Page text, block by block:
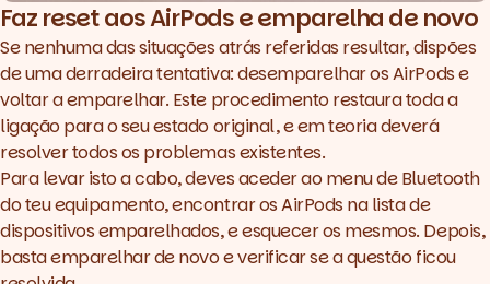
Faz reset aos AirPods e emparelha de novo
Se nenhuma das situações atrás referidas resultar, dispões
de uma derradeira tentativa: desemparelhar os AirPods e
voltar a emparelhar. Este procedimento restaura toda a
ligação para o seu estado original, e em teoria deverá
resolver todos os problemas existentes.
Para levar isto a cabo, deves aceder ao menu de Bluetooth
do teu equipamento, encontrar os AirPods na lista de
dispositivos emparelhados, e esquecer os mesmos. Depois,
basta emparelhar de novo e verificar se a questão ficou